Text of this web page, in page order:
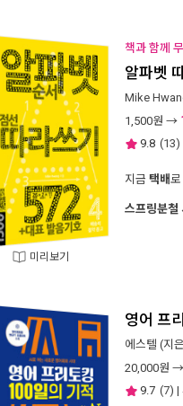
미리보기
책과 함께
알파벳
Mike
1,500원 →
9.8 (13)
지금 택배
스프링분철
영어 프
에스텔 (지
20,000원 →
9.7 (7) |